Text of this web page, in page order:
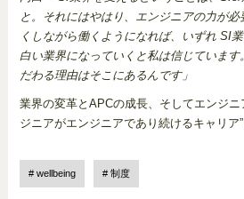
と。それにはやはり、エンジニアの力が
くしながら働くようになれば、いずれ SI
白い業界になっていくと私は信じていま
だわる理由はそこにあるんです」
業界の変革とAPCの成長、そしてエンジニ
ジニアがエンジニアであり続けるキャリア
wellbeing 制度